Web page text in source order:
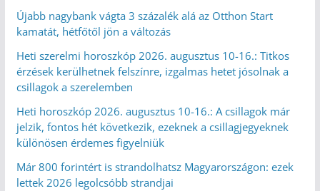
Újabb nagybank vágta 3 százalék alá az Otthon Start
kamatát, hétfőtől jön a változás
Heti szerelmi horoszkóp 2026. augusztus 10-16.: Titkos
érzések kerülhetnek felszínre, izgalmas hetet jósolnak a
csillagok a szerelemben
Heti horoszkóp 2026. augusztus 10-16.: A csillagok már
jelzik, fontos hét következik, ezeknek a csillagjegyeknek
különösen érdemes figyelniük
Már 800 forintért is strandolhatsz Magyarországon: ezek
lettek 2026 legolcsóbb strandjai